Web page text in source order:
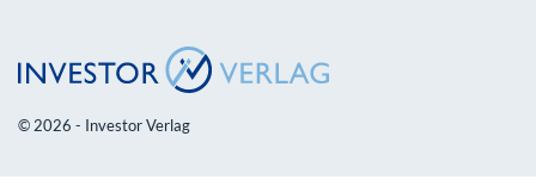
© 2026 - Investor Verlag